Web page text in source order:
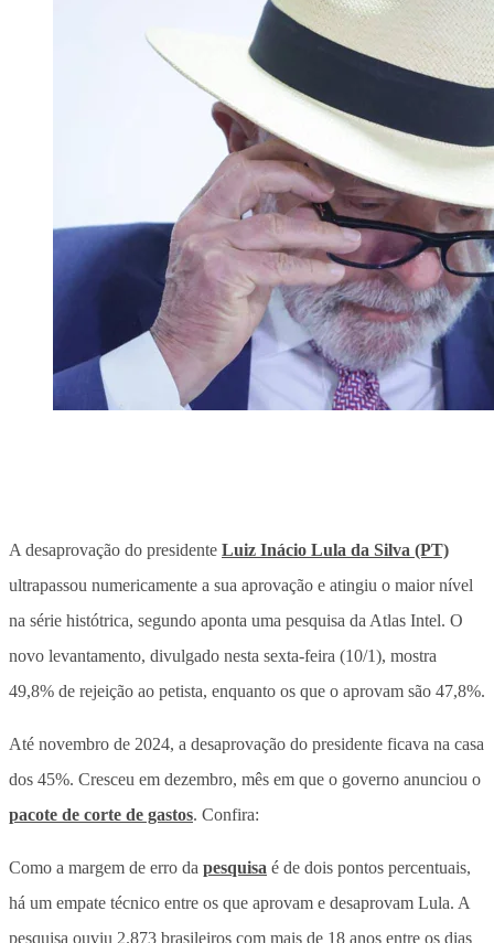
A desaprovação do presidente Luiz Inácio Lula da Silva (PT)
ultrapassou numericamente a sua aprovação e atingiu o maior nível
na série histótrica, segundo aponta uma pesquisa da Atlas Intel. O
novo levantamento, divulgado nesta sexta-feira (10/1), mostra
49,8% de rejeição ao petista, enquanto os que o aprovam são 47,8%.
Até novembro de 2024, a desaprovação do presidente ficava na casa
dos 45%. Cresceu em dezembro, mês em que o governo anunciou o
pacote de corte de gastos. Confira:
Como a margem de erro da pesquisa é de dois pontos percentuais,
há um empate técnico entre os que aprovam e desaprovam Lula. A
pesquisa ouviu 2.873 brasileiros com mais de 18 anos entre os dias